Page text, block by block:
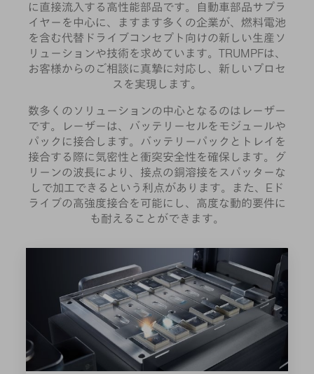
に直接流入する高性能部品です。自動車部品サプラ
イヤーを中心に、ますます多くの企業が、燃料電池
を含む代替ドライブコンセプト向けの新しい生産ソ
リューションや技術を求めています。TRUMPFは、
お客様からのご相談に真摯に対応し、新しいプロセ
スを実現します。
数多くのソリューションの中心となるのはレーザー
です。レーザーは、バッテリーセルをモジュールや
パックに接合します。バッテリーパックとトレイを
接合する際に気密性と衝突安全性を確保します。グ
リーンの波長により、接点の銅溶接をスパッターな
しで加工できるという利点があります。また、Eド
ライブの高強度接合を可能にし、高度な動的要件に
も耐えることができます。